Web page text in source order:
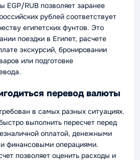
EGP/RUB позволяет заранее
рублей соответствует
египетских фунтов. Это
поездки в Египет, расчете
экскурсий, бронировании
или подготовке
перевод валюты
в самых разных ситуациях.
выполнить пересчет перед
оплатой, денежными
финансовыми операциями.
позволяет оценить расходы и